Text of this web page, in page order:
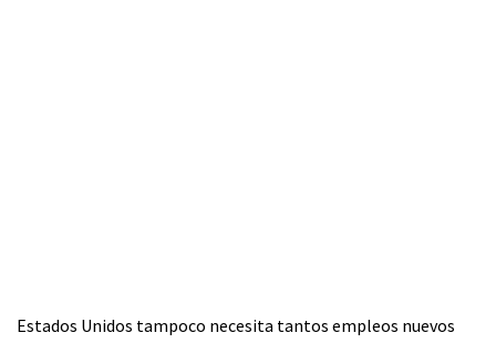
Estados Unidos tampoco necesita tantos empleos nuevos